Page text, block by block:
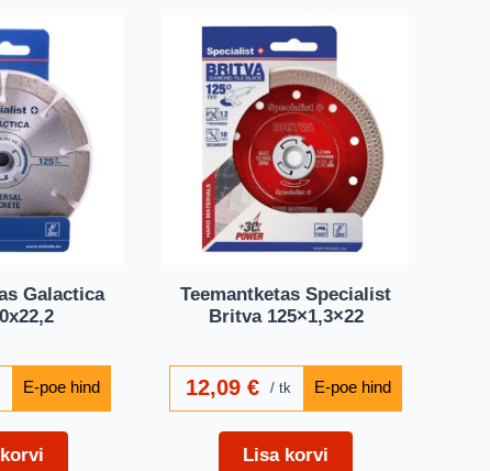
Galactica
Teemantketas Specialist
Britva 125×1,3×22
12,09 € tk
Lisa korvi